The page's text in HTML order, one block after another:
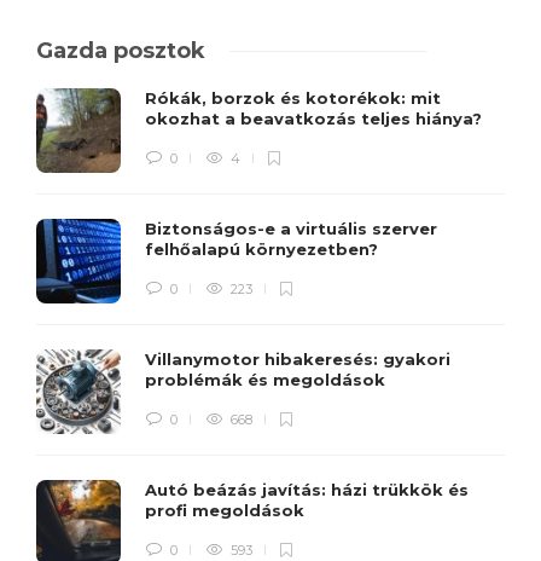
Gazda posztok
Rókák, borzok és kotorékok: mit
okozhat a beavatkozás teljes hiánya?
0 4
Biztonságos-e a virtuális szerver
felhőalapú környezetben?
0 223
Villanymotor hibakeresés: gyakori
problémák és megoldások
0 668
Autó beázás javítás: házi trükkök és
profi megoldások
0 593